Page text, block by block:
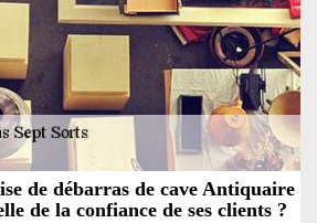
de débarras de cave Antiquaire
de la confiance de ses clients ?